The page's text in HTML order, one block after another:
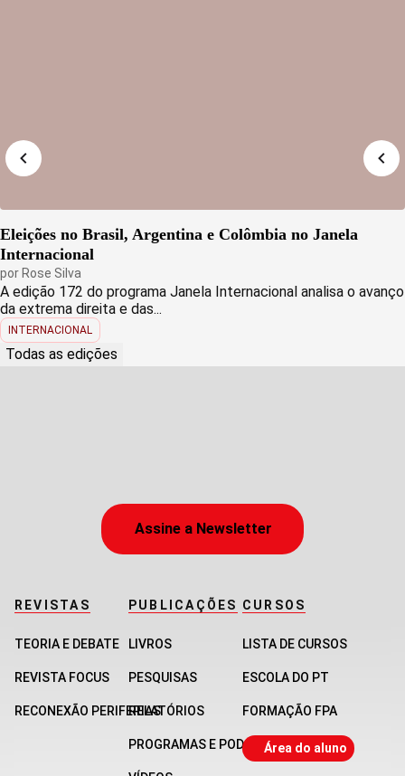
Eleições no Brasil, Argentina e Colômbia no Janela
Internacional
por Rose Silva
A edição 172 do programa Janela Internacional analisa o avanço
da extrema direita e das...
INTERNACIONAL
Todas as edições
Assine a Newsletter
REVISTAS
TEORIA E DEBATE
REVISTA FOCUS
RECONEXÃO PERIFERIAS
PUBLICAÇÕES
LIVROS
PESQUISAS
RELATÓRIOS
PROGRAMAS E PODCASTS
CURSOS
LISTA DE CURSOS
ESCOLA DO PT
FORMAÇÃO FPA
Área do aluno